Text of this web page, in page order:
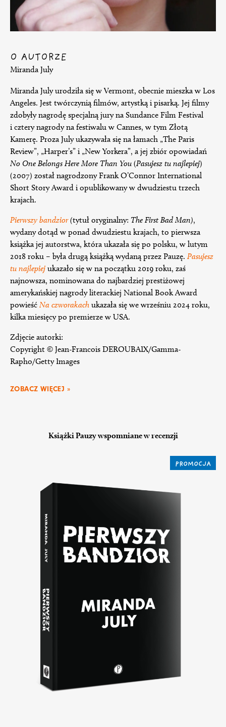
O AUTORZE
Miranda July
Miranda July urodziła się w Vermont, obecnie mieszka w Los
Angeles. Jest twórczynią filmów, artystką i pisarką. Jej filmy
zdobyły nagrodę specjalną jury na Sundance Film Festival
i cztery nagrody na festiwalu w Cannes, w tym Złotą
Kamerę. Proza July ukazywała się na łamach „The Paris
Review”, „Harper’s” i „New Yorkera”, a jej zbiór opowiadań
No One Belongs Here More Than You (Pasujesz tu najlepiej)
(2007) został nagrodzony Frank O’Connor International
Short Story Award i opublikowany w dwudziestu trzech
krajach.
Pierwszy bandzior(tytuł oryginalny: The First Bad Man),
wydany dotąd w ponad dwudziestu krajach, to pierwsza
książka jej autorstwa, która ukazała się po polsku, w lutym
2018 roku – była drugą książką wydaną przez Pauzę. Pasujesz
tu najlepiej ukazało się w na początku 2019 roku, zaś
najnowsza, nominowana do najbardziej prestiżowej
amerykańskiej nagrody literackiej National Book Award
powieść Na czworakach ukazała się we wrześniu 2024 roku,
kilka miesięcy po premierze w USA.
Zdjęcie autorki:
Copyright © Jean-Francois DEROUBAIX/Gamma-
Rapho/Getty Images
ZOBACZ WIĘCEJ »
Książki Pauzy wspomniane w recenzji
PROMOCJA